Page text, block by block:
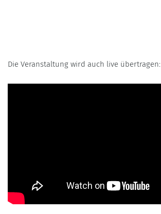
Die Veranstaltung wird auch live übertragen: